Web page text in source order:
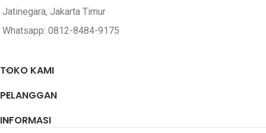
PENERBIT Darul Haq
Jatinegara, Jakarta Timur
Whatsapp: 0812-8484-9175
TOKO KAMI
PELANGGAN
INFORMASI